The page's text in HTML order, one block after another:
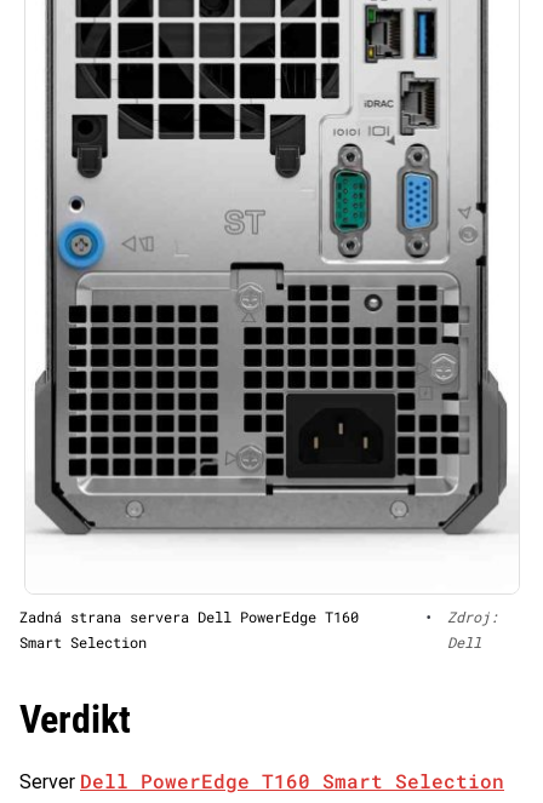
Zadná strana servera Dell PowerEdge T160
Smart Selection
•
Zdroj:
Dell
Verdikt
Server Dell PowerEdge T160 Smart Selection